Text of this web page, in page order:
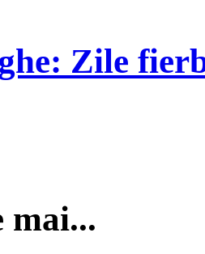
Zile
mai...